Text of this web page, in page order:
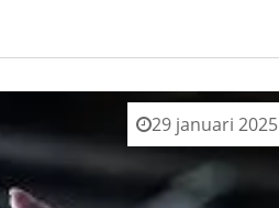
29 januari 2025